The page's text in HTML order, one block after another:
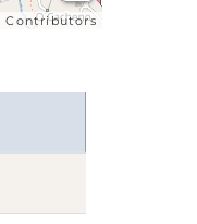
Contributors